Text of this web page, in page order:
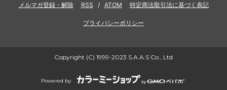
メルマガ登録・解除 RSS / ATOM 特定商法取引法に基づく表記
プライバシーポリシー
Copyright (C) 1999-2023 S.A.A.S Co., Ltd
Powered by